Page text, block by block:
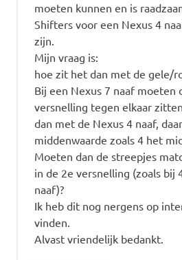
moeten kunnen en is
Shifters voor een Nexus 4
zijn.
Mijn vraag is:
hoe zit het dan met de gele/
Bij een Nexus 7 naaf moeten
versnelling tegen elkaar
dan met de Nexus 4 naaf,
middenwaarde zoals 4 het
Moeten dan de streepjes
in de 2e versnelling (zoals bij
naaf)?
Ik heb dit nog nergens op
vinden.
Alvast vriendelijk bedankt.